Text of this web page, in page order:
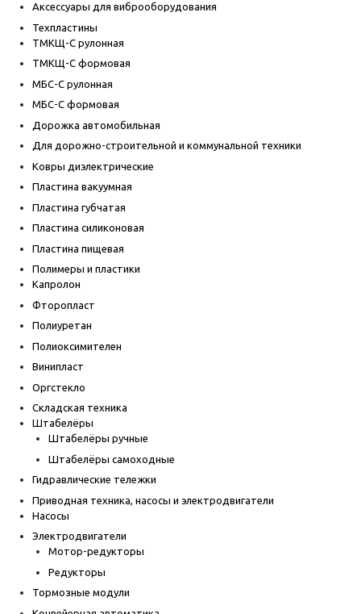
Аксессуары для виброоборудования
Техпластины
ТМКЩ-С рулонная
ТМКЩ-С формовая
МБС-С рулонная
МБС-С формовая
Дорожка автомобильная
Для дорожно-строительной и коммунальной техники
Ковры диэлектрические
Пластина вакуумная
Пластина губчатая
Пластина силиконовая
Пластина пищевая
Полимеры и пластики
Капролон
Фторопласт
Полиуретан
Полиоксимителен
Винипласт
Оргстекло
Складская техника
Штабелёры
Штабелёры ручные
Штабелёры самоходные
Гидравлические тележки
Приводная техника, насосы и электродвигатели
Насосы
Электродвигатели
Мотор-редукторы
Редукторы
Тормозные модули